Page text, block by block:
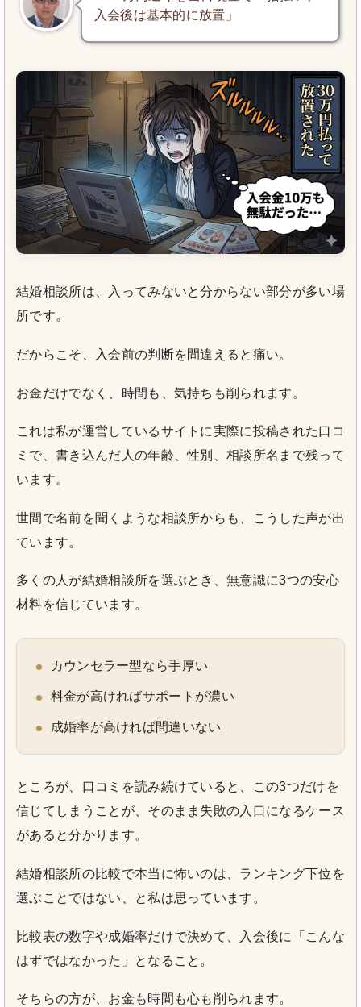
入会後は基本的に放置」
結婚相談所は、入ってみないと分からない部分が多い場
所です。
だからこそ、入会前の判断を間違えると痛い。
お金だけでなく、時間も、気持ちも削られます。
これは私が運営しているサイトに実際に投稿された口コ
ミで、書き込んだ人の年齢、性別、相談所名まで残って
います。
世間で名前を聞くような相談所からも、こうした声が出
ています。
多くの人が結婚相談所を選ぶとき、無意識に3つの安心
材料を信じています。
カウンセラー型なら手厚い
料金が高ければサポートが濃い
成婚率が高ければ間違いない
ところが、口コミを読み続けていると、この3つだけを
信じてしまうことが、そのまま失敗の入口になるケース
があると分かります。
結婚相談所の比較で本当に怖いのは、ランキング下位を
選ぶことではない、と私は思っています。
比較表の数字や成婚率だけで決めて、入会後に「こんな
はずではなかった」となること。
そちらの方が、お金も時間も心も削られます。